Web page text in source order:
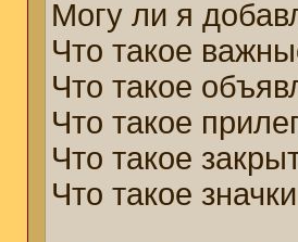
Могу ли я
Что такое
Что такое
Что такое
Что такое
Что такое